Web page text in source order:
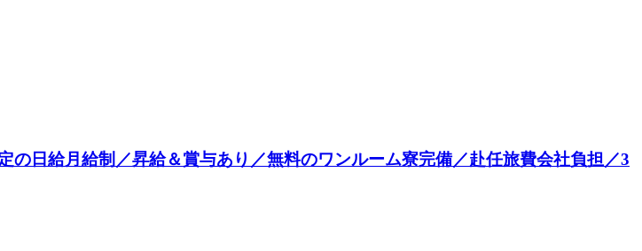
の日給月給制／昇給＆賞与あり／無料のワンルーム寮完備／赴任旅費会社負担／3